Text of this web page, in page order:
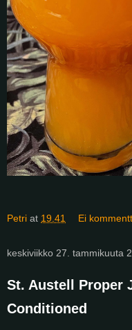
Petri at 19.41 Ei
keskiviikko 27. tammikuuta
St. Austell Proper
Conditioned